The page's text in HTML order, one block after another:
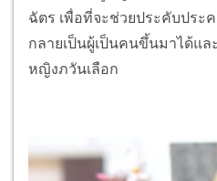
ฉัตร เพื่อที่จะช่วยประคับประ
กลายเป็นผู้เป็นคนขึ้นมาได้
หญิงภวันเลือก